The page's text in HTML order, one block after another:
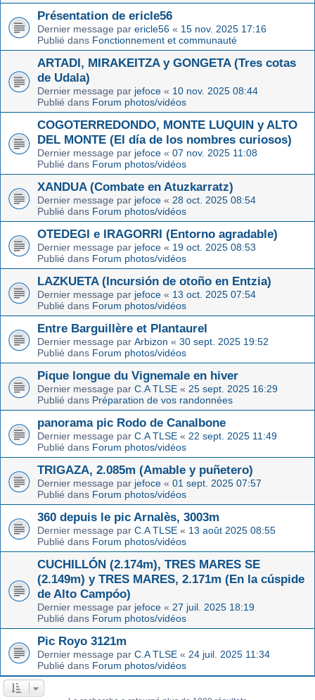
Présentation de ericle56
Dernier message par ericle56 « 15 nov. 2025 17:16
Publié dans Fonctionnement et communauté
ARTADI, MIRAKEITZA y GONGETA (Tres cotas
de Udala)
Dernier message par jefoce « 10 nov. 2025 08:44
Publié dans Forum photos/vidéos
COGOTERREDONDO, MONTE LUQUIN y ALTO
DEL MONTE (El día de los nombres curiosos)
Dernier message par jefoce « 07 nov. 2025 11:08
Publié dans Forum photos/vidéos
XANDUA (Combate en Atuzkarratz)
Dernier message par jefoce « 28 oct. 2025 08:54
Publié dans Forum photos/vidéos
OTEDEGI e IRAGORRI (Entorno agradable)
Dernier message par jefoce « 19 oct. 2025 08:53
Publié dans Forum photos/vidéos
LAZKUETA (Incursión de otoño en Entzia)
Dernier message par jefoce « 13 oct. 2025 07:54
Publié dans Forum photos/vidéos
Entre Barguillère et Plantaurel
Dernier message par Arbizon « 30 sept. 2025 19:52
Publié dans Forum photos/vidéos
Pique longue du Vignemale en hiver
Dernier message par C.A TLSE « 25 sept. 2025 16:29
Publié dans Préparation de vos randonnées
panorama pic Rodo de Canalbone
Dernier message par C.A TLSE « 22 sept. 2025 11:49
Publié dans Forum photos/vidéos
TRIGAZA, 2.085m (Amable y puñetero)
Dernier message par jefoce « 01 sept. 2025 07:57
Publié dans Forum photos/vidéos
360 depuis le pic Arnalès, 3003m
Dernier message par C.A TLSE « 13 août 2025 08:55
Publié dans Forum photos/vidéos
CUCHILLÓN (2.174m), TRES MARES SE
(2.149m) y TRES MARES, 2.171m (En la cúspide
de Alto Campóo)
Dernier message par jefoce « 27 juil. 2025 18:19
Publié dans Forum photos/vidéos
Pic Royo 3121m
Dernier message par C.A TLSE « 24 juil. 2025 11:34
Publié dans Forum photos/vidéos